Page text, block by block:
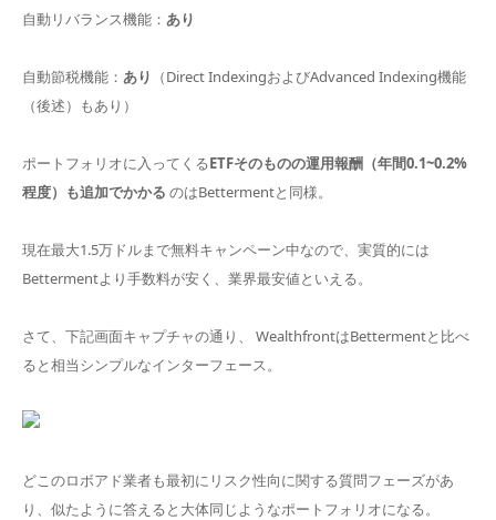
自動リバランス機能： あり
自動節税機能： あり （Direct IndexingおよびAdvanced Indexing機能
（後述）もあり）
ポートフォリオに入ってくるETFそのものの運用報酬（年間0.1~0.2%
程度）も追加でかかる のはBettermentと同様。
現在最大1.5万ドルまで無料キャンペーン中なので、実質的には
Bettermentより手数料が安く、業界最安値といえる。
さて、下記画面キャプチャの通り、 WealthfrontはBettermentと比べ
ると相当シンプルなインターフェース。
どこのロボアド業者も最初にリスク性向に関する質問フェーズがあ
り、似たように答えると大体同じようなポートフォリオになる。